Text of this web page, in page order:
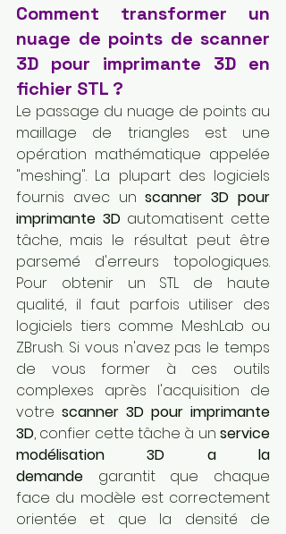
Comment transformer un
nuage de points de scanner
3D pour imprimante 3D en
fichier STL ?
Le passage du nuage de points au
maillage de triangles est une
opération mathématique appelée
"meshing". La plupart des logiciels
fournis avec un scanner 3D pour
imprimante 3D automatisent cette
tâche, mais le résultat peut être
parsemé d'erreurs topologiques.
Pour obtenir un STL de haute
qualité, il faut parfois utiliser des
logiciels tiers comme MeshLab ou
ZBrush. Si vous n'avez pas le temps
de vous former à ces outils
complexes après l'acquisition de
votre scanner 3D pour imprimante
3D, confier cette tâche à un service
modélisation 3D a la
demande garantit que chaque
face du modèle est correctement
orientée et que la densité de